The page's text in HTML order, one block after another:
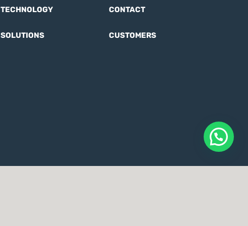
TECHNOLOGY
SOLUTIONS
CONTACT
CUSTOMERS